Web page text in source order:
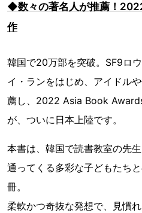
◆数々の著名人が推薦！
作
韓国で20万部を突破。SF9ロ
イ・ランをはじめ、アイドル
薦し、2022 Asia Book
が、ついに日本上陸です。
本書は、韓国で読書教室の先
通ってくる多彩な子どもたち
冊。
柔軟かつ奇抜な発想で、見慣